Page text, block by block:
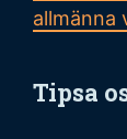
allmänna
Tipsa